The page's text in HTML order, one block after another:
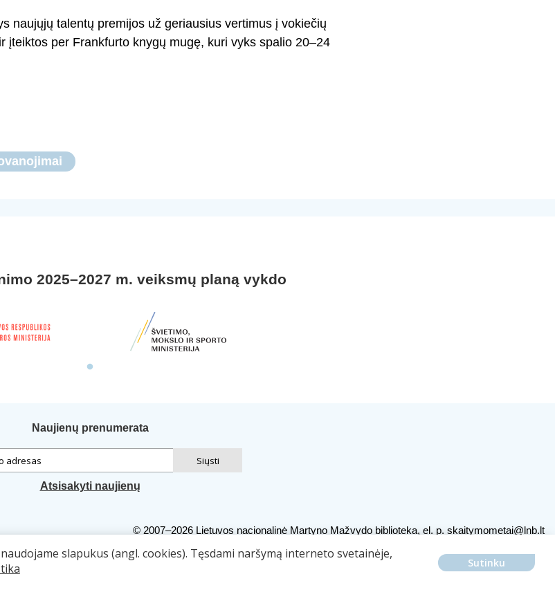
slapukus (angl. cookies). Tęsdami naršymą interneto svetainėje,
Sutinku
naujųjų talentų premijos už geriausius vertimus į vokiečių
įteiktos per Frankfurto knygų mugę, kuri vyks spalio 20–24
2025–2027 m. veiksmų planą vykdo
Naujienų prenumerata
Atsisakyti naujienų
© 2007–2026 Lietuvos nacionalinė Martyno Mažvydo biblioteka, el. p. skaitymometai@lnb.lt